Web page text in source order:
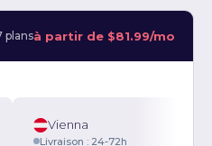
plansà partir de $81.99/mo
Vienna
Livraison : 24-72h